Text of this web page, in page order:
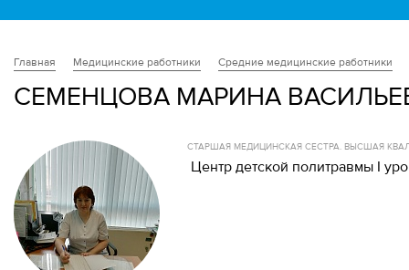
Главная Медицинские работники Средние медицинские работники
СЕМЕНЦОВА МАРИНА
СТАРШАЯ МЕДИЦИНСКАЯ СЕСТРА. ВЫСШАЯ
Центр детской политравмы I